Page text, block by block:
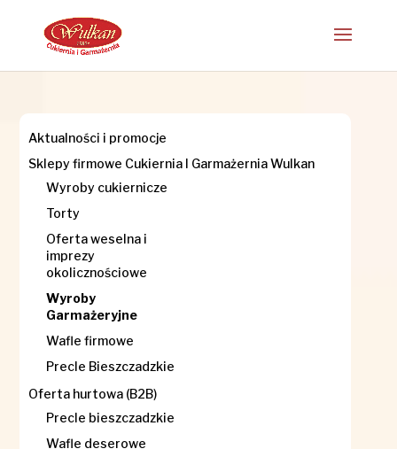
Aktualności i promocje
Sklepy firmowe Cukiernia I Garmażernia Wulkan
Wyroby cukiernicze
Torty
Oferta weselna i
imprezy
okolicznościowe
Wyroby
Garmażeryjne
Wafle firmowe
Precle Bieszczadzkie
Oferta hurtowa (B2B)
Precle bieszczadzkie
Wafle deserowe